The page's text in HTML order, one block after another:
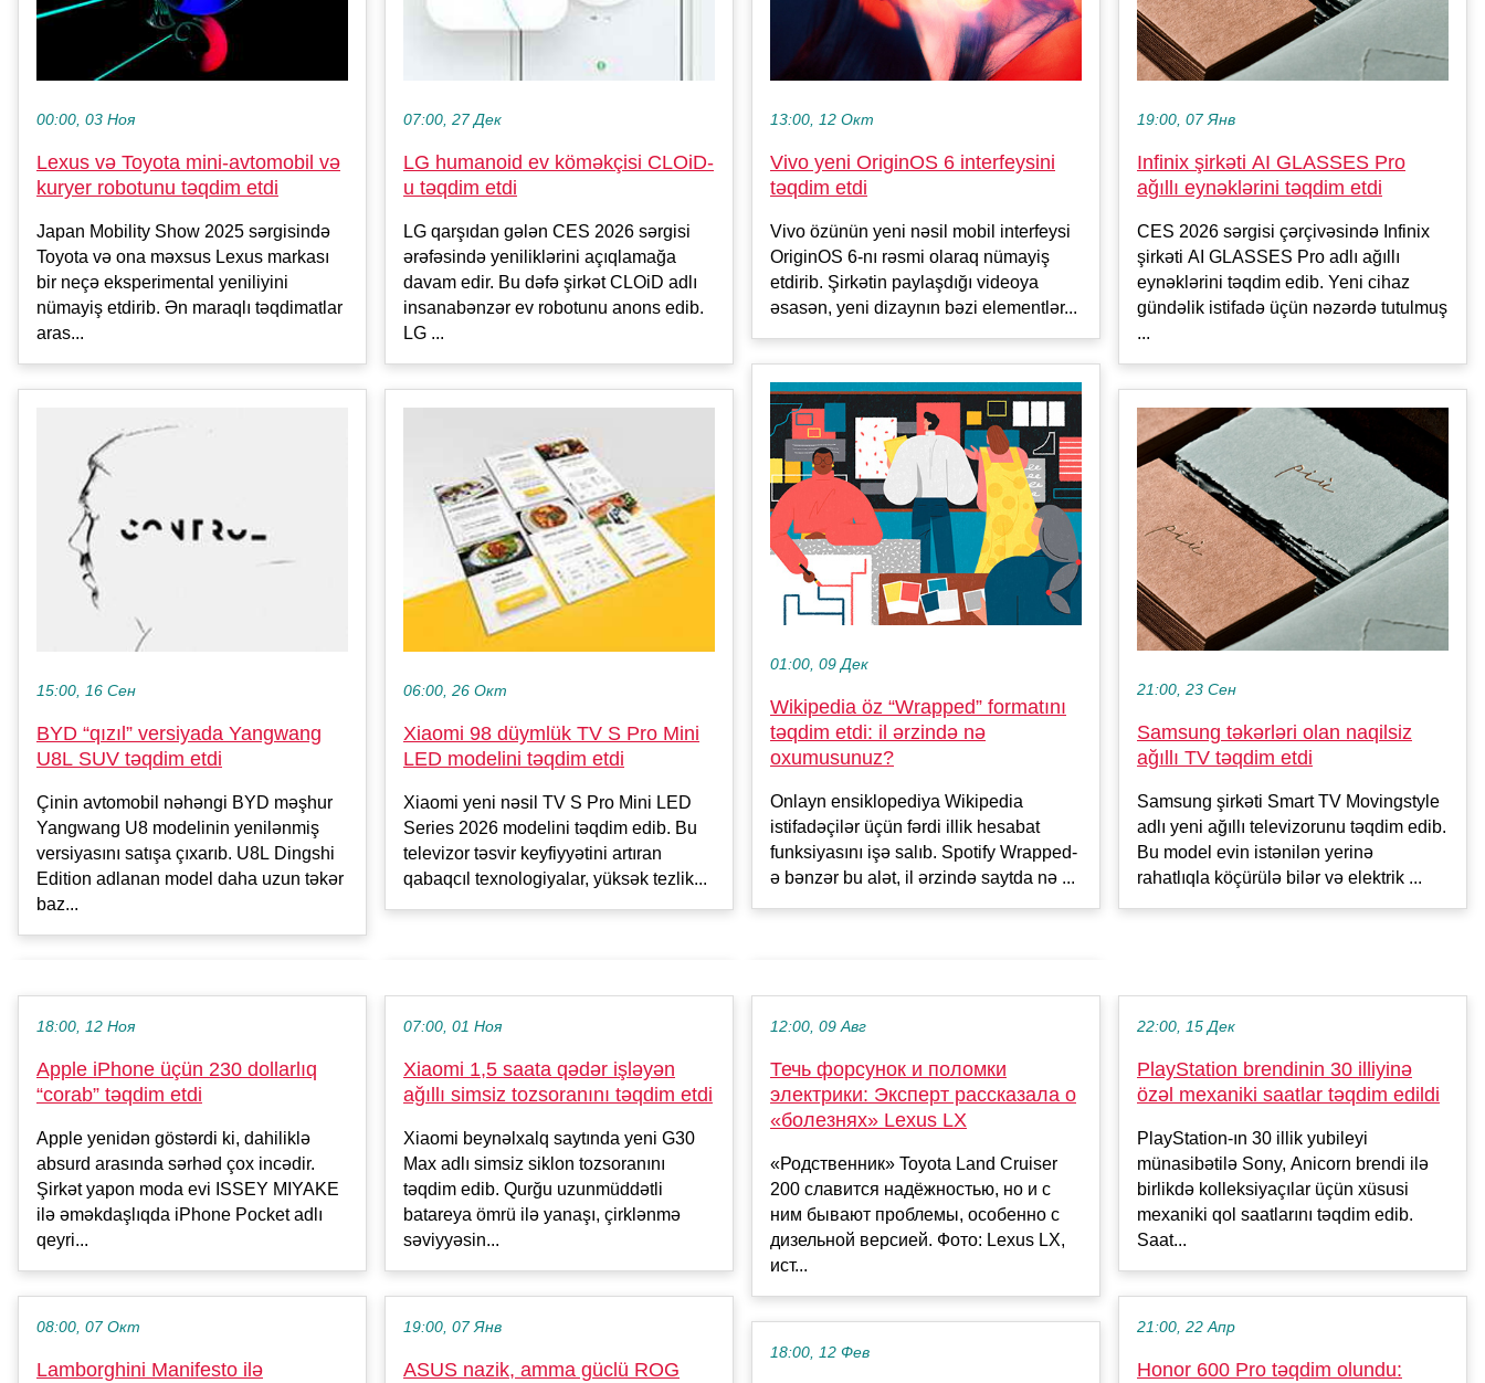
00:00, 03 Ноя
Lexus və Toyota mini-avtomobil və
kuryer robotunu təqdim etdi
Japan Mobility Show 2025 sərgisində
Toyota və ona məxsus Lexus markası
bir neçə eksperimental yeniliyini
nümayiş etdirib. Ən maraqlı təqdimatlar
aras...
15:00, 16 Сен
BYD “qızıl” versiyada Yangwang
U8L SUV təqdim etdi
Çinin avtomobil nəhəngi BYD məşhur
Yangwang U8 modelinin yenilənmiş
versiyasını satışa çıxarıb. U8L Dingshi
Edition adlanan model daha uzun təkər
baz...
07:00, 27 Дек
LG humanoid ev köməkçisi CLOiD-
u təqdim etdi
LG qarşıdan gələn CES 2026 sərgisi
ərəfəsində yeniliklərini açıqlamağa
davam edir. Bu dəfə şirkət CLOiD adlı
insanabənzər ev robotunu anons edib.
LG ...
06:00, 26 Окт
Xiaomi 98 düymlük TV S Pro Mini
LED modelini təqdim etdi
Xiaomi yeni nəsil TV S Pro Mini LED
Series 2026 modelini təqdim edib. Bu
televizor təsvir keyfiyyətini artıran
qabaqcıl texnologiyalar, yüksək tezlik...
13:00, 12 Окт
Vivo yeni OriginOS 6 interfeysini
təqdim etdi
Vivo özünün yeni nəsil mobil interfeysi
OriginOS 6-nı rəsmi olaraq nümayiş
etdirib. Şirkətin paylaşdığı videoya
əsasən, yeni dizaynın bəzi elementlər...
01:00, 09 Дек
Wikipedia öz “Wrapped” formatını
təqdim etdi: il ərzində nə
oxumusunuz?
Onlayn ensiklopediya Wikipedia
istifadəçilər üçün fərdi illik hesabat
funksiyasını işə salıb. Spotify Wrapped-
ə bənzər bu alət, il ərzində saytda nə ...
19:00, 07 Янв
Infinix şirkəti AI GLASSES Pro
ağıllı eynəklərini təqdim etdi
CES 2026 sərgisi çərçivəsində Infinix
şirkəti AI GLASSES Pro adlı ağıllı
eynəklərini təqdim edib. Yeni cihaz
gündəlik istifadə üçün nəzərdə tutulmuş
...
21:00, 23 Сен
Samsung təkərləri olan naqilsiz
ağıllı TV təqdim etdi
Samsung şirkəti Smart TV Movingstyle
adlı yeni ağıllı televizorunu təqdim edib.
Bu model evin istənilən yerinə
rahatlıqla köçürülə bilər və elektrik ...
18:00, 12 Ноя
Apple iPhone üçün 230 dollarlıq
“corab” təqdim etdi
Apple yenidən göstərdi ki, dahiliklə
absurd arasında sərhəd çox incədir.
Şirkət yapon moda evi ISSEY MIYAKE
ilə əməkdaşlıqda iPhone Pocket adlı
qeyri...
08:00, 07 Окт
Lamborghini Manifesto ilə
07:00, 01 Ноя
Xiaomi 1,5 saata qədər işləyən
ağıllı simsiz tozsoranını təqdim etdi
Xiaomi beynəlxalq saytında yeni G30
Max adlı simsiz siklon tozsoranını
təqdim edib. Qurğu uzunmüddətli
batareya ömrü ilə yanaşı, çirklənmə
səviyyəsin...
19:00, 07 Янв
ASUS nazik, amma güclü ROG
12:00, 09 Авг
Течь форсунок и поломки
электрики: Эксперт рассказала о
«болезнях» Lexus LX
«Родственник» Toyota Land Cruiser
200 славится надёжностью, но и с
ним бывают проблемы, особенно с
дизельной версией. Фото: Lexus LX,
ист...
18:00, 12 Фев
22:00, 15 Дек
PlayStation brendinin 30 illiyinə
özəl mexaniki saatlar təqdim edildi
PlayStation-ın 30 illik yubileyi
münasibətilə Sony, Anicorn brendi ilə
birlikdə kolleksiyaçılar üçün xüsusi
mexaniki qol saatlarını təqdim edib.
Saat...
21:00, 22 Апр
Honor 600 Pro təqdim olundu: